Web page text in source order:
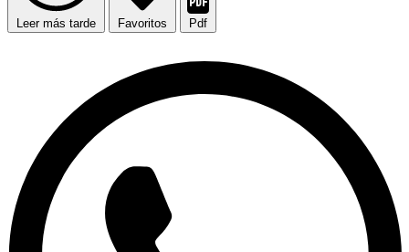
Leer más tarde Favoritos Pdf